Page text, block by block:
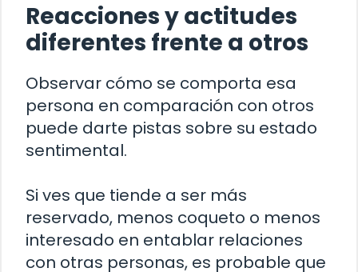
Reacciones y actitudes
diferentes frente a otros
Observar cómo se comporta esa
persona en comparación con otros
puede darte pistas sobre su estado
sentimental.
Si ves que tiende a ser más
reservado, menos coqueto o menos
interesado en entablar relaciones
con otras personas, es probable que